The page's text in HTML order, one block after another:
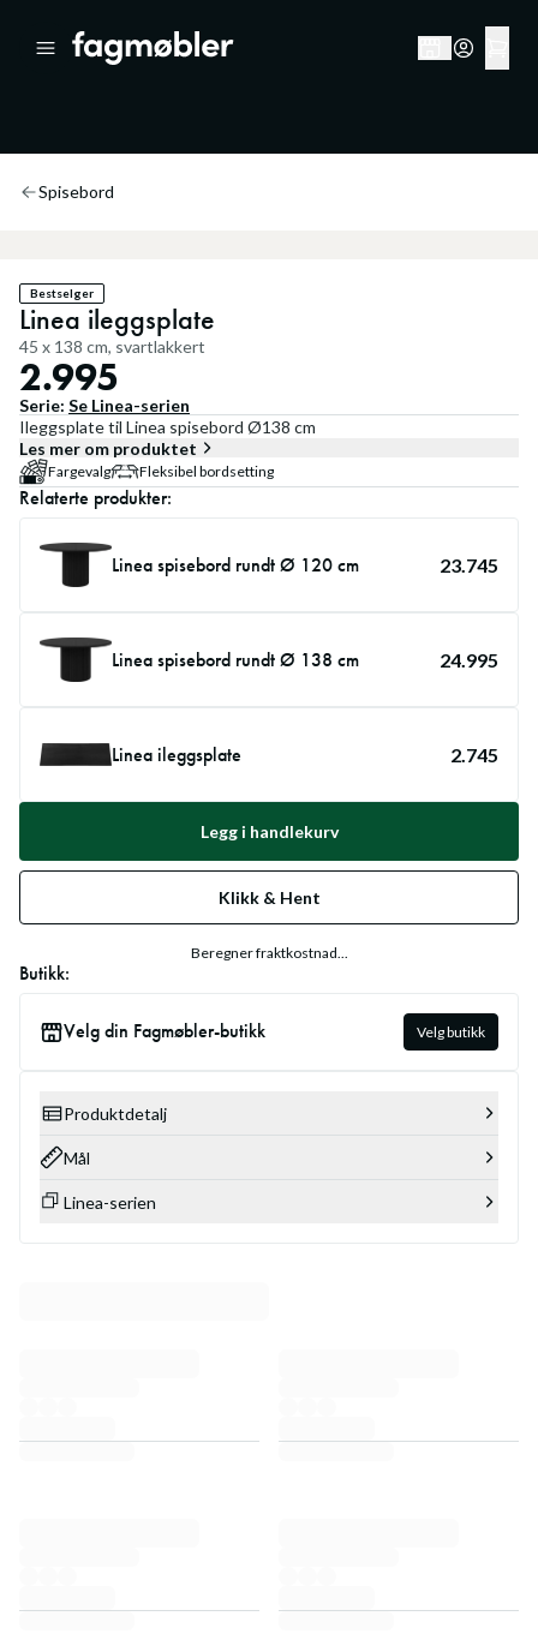
Spisebord
Bestselger
Linea ileggsplate
45 x 138 cm, svartlakkert
2.995
Serie: Se Linea-serien
Ileggsplate til Linea spisebord Ø138 cm
Les mer om produktet
Fargevalg Fleksibel bordsetting
Relaterte produkter:
Linea spisebord rundt Ø 120 cm 23.745
Linea spisebord rundt Ø 138 cm 24.995
Linea ileggsplate 2.745
Legg i handlekurv
Klikk & Hent
Beregner fraktkostnad...
Butikk:
Velg din Fagmøbler-butikk Velg butikk
Produktdetalj
Mål
Linea-serien